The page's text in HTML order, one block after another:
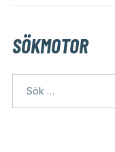
SÖKMOTOR